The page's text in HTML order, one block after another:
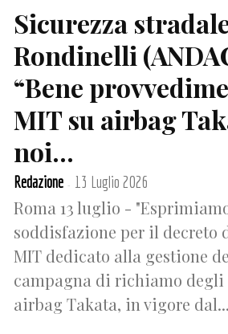
Sicurezza
Rondinelli
“Bene
MIT su airbag
noi...
Redazione - 13 Luglio 2026
Roma 13 luglio -
soddisfazione per il decreto
MIT dedicato alla gestione
campagna di richiamo degli
airbag Takata, in vigore dal...